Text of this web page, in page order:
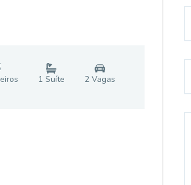
s 1 Suíte 2Vagas